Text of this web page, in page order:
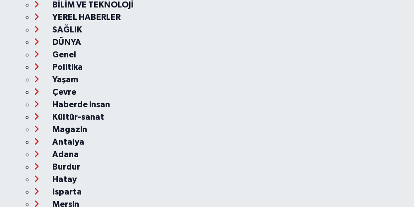
BİLİM VE TEKNOLOJİ
YEREL HABERLER
SAĞLIK
DÜNYA
Genel
Politika
Yaşam
Çevre
Haberde insan
Kültür-sanat
Magazin
Antalya
Adana
Burdur
Hatay
Isparta
Mersin